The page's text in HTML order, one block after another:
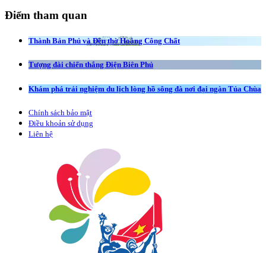
Điểm tham quan
Thành Bản Phủ và Đền thờ Hoàng Công Chất
Tượng đài chiến thắng Điện Biên Phủ
Khám phá trải nghiệm du lịch lòng hồ sông đà nơi đại ngàn Tủa Chùa
Chính sách bảo mật
Điều khoản sử dụng
Liên hệ